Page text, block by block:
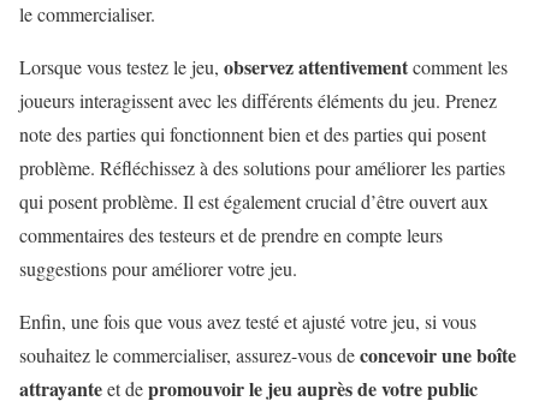
le commercialiser.
Lorsque vous testez le jeu, observez attentivementcomment les
joueurs interagissent avec les différents éléments du jeu. Prenez
note des parties qui fonctionnent bien et des parties qui posent
problème. Réfléchissez à des solutions pour améliorer les parties
qui posent problème. Il est également crucial d’être ouvert aux
commentaires des testeurs et de prendre en compte leurs
suggestions pour améliorer votre jeu.
Enfin, une fois que vous avez testé et ajusté votre jeu, si vous
souhaitez le commercialiser, assurez-vous deconcevoir une boîte
attrayanteet depromouvoir le jeu auprès de votre public